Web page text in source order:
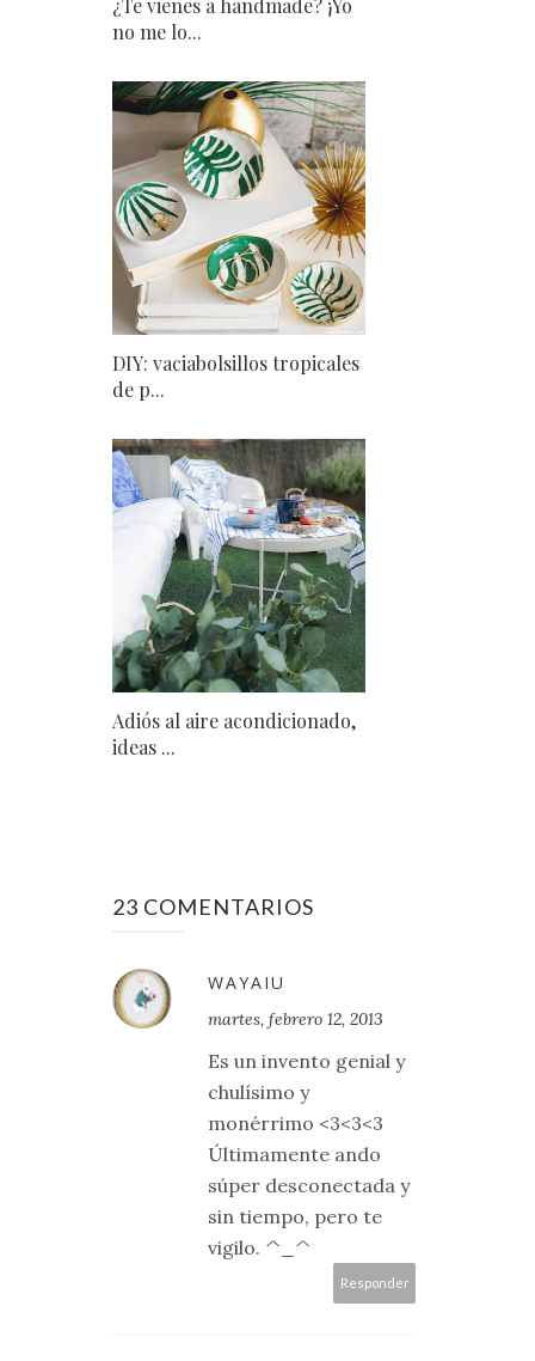
¿Te vienes a handmade? ¡Yo
no me lo...
DIY: vaciabolsillos tropicales
de p...
Adiós al aire acondicionado,
ideas ...
23 COMENTARIOS
WAYAIU
martes, febrero 12, 2013
Es un invento genial y
chulísimo y
monérrimo <3<3<3
Últimamente ando
súper desconectada y
sin tiempo, pero te
vigilo. ^_^
Responder